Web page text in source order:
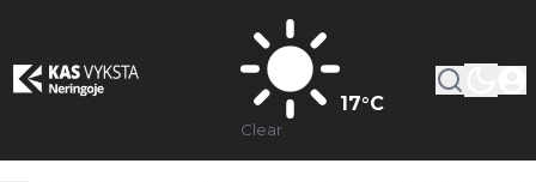
17°C
Clear